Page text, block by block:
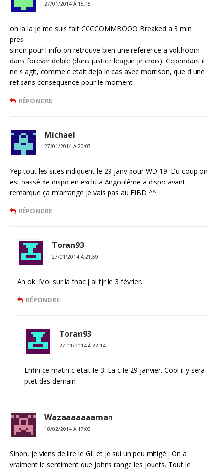
27/01/2014 Á 15:15
oh la la je me suis fait CCCCOMMBOOO Breaked a 3 min
pres…
sinon pour l info on retrouve bien une reference a volthoom
dans forever debile (dans justice league je crois). Cependant il
ne s agit, comme c etait deja le cas avec morrison, que d une
ref sans consequence pour le moment…
RÉPONDRE
Michael
27/01/2014 Á 20:07
Yep tout les sites indiquent le 29 janv pour WD 19. Du coup on
est passé de dispo en exclu a Angoulême a dispo avant…
remarque ça m’arrange je vais pas au FIBD ^^
RÉPONDRE
Toran93
27/01/2014 Á 21:59
Ah ok. Moi sur la fnac j ai tjr le 3 février.
RÉPONDRE
Toran93
27/01/2014 Á 22:14
Enfin ce matin c était le 3. La c le 29 janvier. Cool il y sera
ptet des demain
Wazaaaaaaaman
18/02/2014 Á 17:03
Sinon, je viens de lire le GL et je sui un peu mitigé : On a
vraiment le sentiment que Johns range les jouets. Tout le